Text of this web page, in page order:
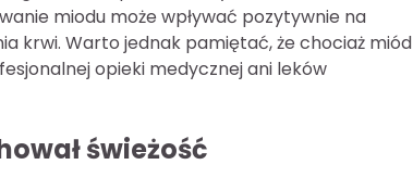
miodu może wpływać pozytywnie na
krwi. Warto jednak pamiętać, że chociaż miód
opieki medycznej ani leków
świeżość